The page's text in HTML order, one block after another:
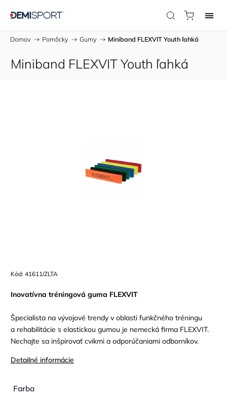
Domov / Pomôcky / Gumy / Miniband FLEXVIT Youth ľahká
Miniband FLEXVIT Youth ľahká
Kód: 41611/ZLTA
Inovatívna tréningová guma FLEXVIT
Špecialista na vývojové trendy v oblasti funkčného tréningu
a rehabilitácie s elastickou gumou je nemecká firma FLEXVIT.
Nechajte sa inšpirovať cvikmi a odporúčaniami odborníkov.
Detailné informácie
Farba